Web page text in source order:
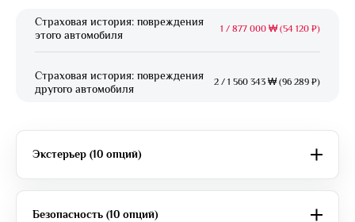
Страховая история: повреждения
этого автомобиля
1 / 877 000 ₩ (54 120 ₽)
Страховая история: повреждения
другого автомобиля
2 / 1 560 343 ₩ (96 289 ₽)
Экстерьер (10 опций)
Безопасность (10 опций)